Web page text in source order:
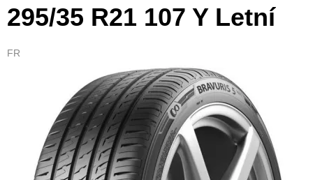
295/35 R21 107 Y Letní
FR